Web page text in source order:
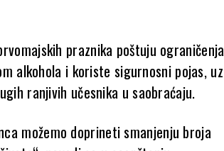
praznika poštuju ograničenja
alkohola i koriste sigurnosni pojas, uz
ranjivih učesnika u saobraćaju.
možemo doprineti smanjenju broja